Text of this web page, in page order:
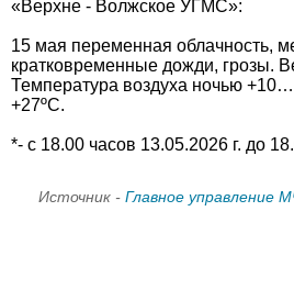
«Верхне - Волжское УГМС»:
15 мая переменная облачность,
кратковременные дожди, грозы.
Температура воздуха ночью
+27ºС.
*- с 18.00 часов 13.05.2026 г. до
Источник - Главное управление